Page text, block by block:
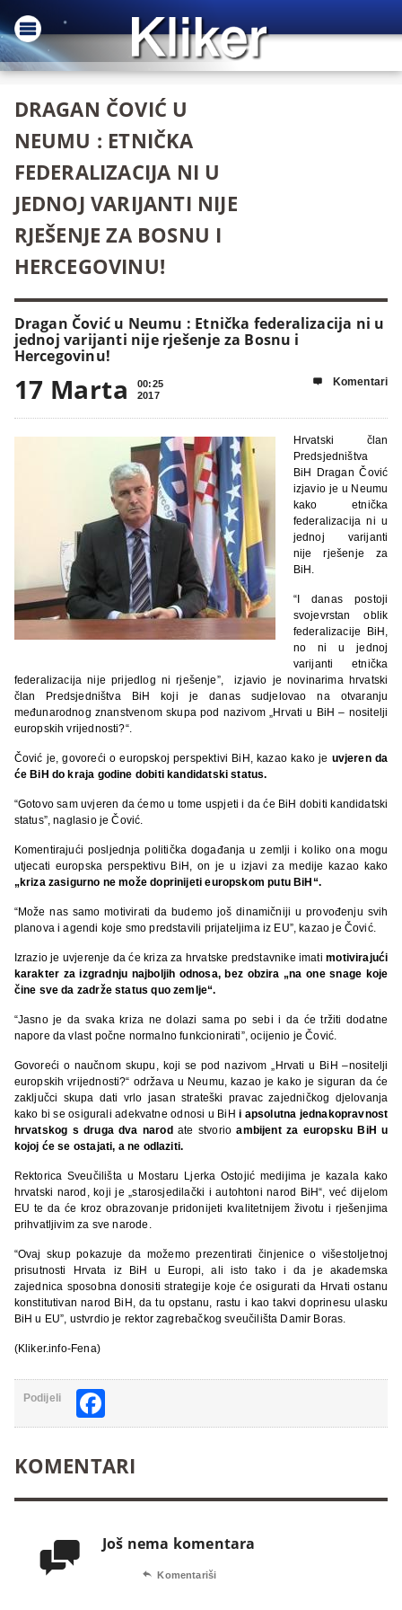
DRAGAN ČOVIĆ U
NEUMU : ETNIČKA
FEDERALIZACIJA NI U
JEDNOJ VARIJANTI NIJE
RJEŠENJE ZA BOSNU I
HERCEGOVINU!
Dragan Čović u Neumu : Etnička federalizacija ni u
jednoj varijanti nije rješenje za Bosnu i
Hercegovinu!
17 Marta
00:25
2017
 Komentari
Hrvatski član
Predsjedništva
BiH Dragan Čović
izjavio je u Neumu
kako etnička
federalizacija ni u
jednoj varijanti
nije rješenje za
BiH.
“I danas postoji
svojevrstan oblik
federalizacije BiH,
no ni u jednoj
varijanti etnička
federalizacija nije prijedlog ni rješenje”, izjavio je novinarima hrvatski
član Predsjedništva BiH koji je danas sudjelovao na otvaranju
međunarodnog znanstvenom skupa pod nazivom „Hrvati u BiH – nositelji
europskih vrijednosti?“.
Čović je, govoreći o europskoj perspektivi BiH, kazao kako je uvjeren da
će BiH do kraja godine dobiti kandidatski status.
“Gotovo sam uvjeren da ćemo u tome uspjeti i da će BiH dobiti kandidatski
status”, naglasio je Čović.
Komentirajući posljednja politička događanja u zemlji i koliko ona mogu
utjecati europska perspektivu BiH, on je u izjavi za medije kazao kako
„kriza zasigurno ne može doprinijeti europskom putu BiH“.
“Može nas samo motivirati da budemo još dinamičniji u provođenju svih
planova i agendi koje smo predstavili prijateljima iz EU”, kazao je Čović.
Izrazio je uvjerenje da će kriza za hrvatske predstavnike imatimotivirajući
karakter za izgradnju najboljih odnosa, bez obzira „na one snage koje
čine sve da zadrže status quo zemlje“.
“Jasno je da svaka kriza ne dolazi sama po sebi i da će tržiti dodatne
napore da vlast počne normalno funkcionirati”, ocijenio je Čović.
Govoreći o naučnom skupu, koji se pod nazivom „Hrvati u BiH –nositelji
europskih vrijednosti?“ održava u Neumu, kazao je kako je siguran da će
zaključci skupa dati vrlo jasan strateški pravac zajedničkog djelovanja
kako bi se osigurali adekvatne odnosi u BiHi apsolutna jednakopravnost
hrvatskog s druga dva narodate stvorioambijent za europsku BiH u
kojoj će se ostajati, a ne odlaziti.
Rektorica Sveučilišta u Mostaru Ljerka Ostojić medijima je kazala kako
hrvatski narod, koji je „starosjedilački i autohtoni narod BiH“, već dijelom
EU te da će kroz obrazovanje pridonijeti kvalitetnijem životu i rješenjima
prihvatljivim za sve narode.
“Ovaj skup pokazuje da možemo prezentirati činjenice o višestoljetnoj
prisutnosti Hrvata iz BiH u Europi, ali isto tako i da je akademska
zajednica sposobna donositi strategije koje će osigurati da Hrvati ostanu
konstitutivan narod BiH, da tu opstanu, rastu i kao takvi doprinesu ulasku
BiH u EU”, ustvrdio je rektor zagrebačkog sveučilišta Damir Boras.
(Kliker.info-Fena)
Podijeli
KOMENTARI
 Još nema komentara
 Komentariši